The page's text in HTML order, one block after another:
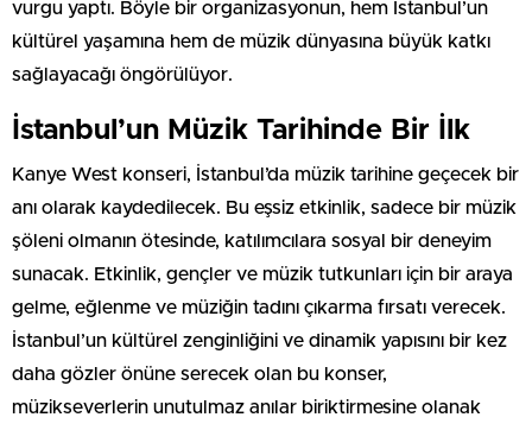
vurgu yaptı. Böyle bir organizasyonun, hem İstanbul’un
kültürel yaşamına hem de müzik dünyasına büyük katkı
sağlayacağı öngörülüyor.
İstanbul’un Müzik Tarihinde Bir İlk
Kanye West konseri, İstanbul’da müzik tarihine geçecek bir
anı olarak kaydedilecek. Bu eşsiz etkinlik, sadece bir müzik
şöleni olmanın ötesinde, katılımcılara sosyal bir deneyim
sunacak. Etkinlik, gençler ve müzik tutkunları için bir araya
gelme, eğlenme ve müziğin tadını çıkarma fırsatı verecek.
İstanbul’un kültürel zenginliğini ve dinamik yapısını bir kez
daha gözler önüne serecek olan bu konser,
müzikseverlerin unutulmaz anılar biriktirmesine olanak